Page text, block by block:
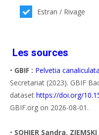
Estran / Rivage
Les sources
• GBIF : Pelvetia
Secretariat (2023). GBIF
dataset https://doi.org/
GBIF.org on 2026-08-01.
• SOHIER Sandra,